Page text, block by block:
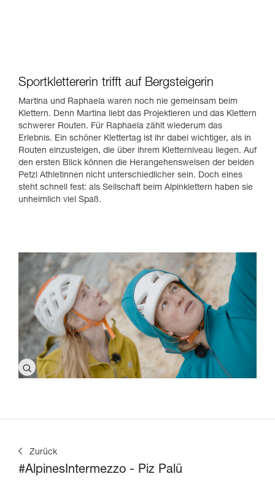
Sportklettererin trifft auf Bergsteigerin
Martina und Raphaela waren noch nie gemeinsam beim
Klettern. Denn Martina liebt das Projektieren und das Klettern
schwerer Routen. Für Raphaela zählt wiederum das
Erlebnis. Ein schöner Klettertag ist ihr dabei wichtiger, als in
Routen einzusteigen, die über ihrem Kletterniveau liegen. Auf
den ersten Blick können die Herangehensweisen der beiden
Petzl Athletinnen nicht unterschiedlicher sein. Doch eines
steht schnell fest: als Seilschaft beim Alpinklettern haben sie
unheimlich viel Spaß.
Zurück
#AlpinesIntermezzo - Piz Palü